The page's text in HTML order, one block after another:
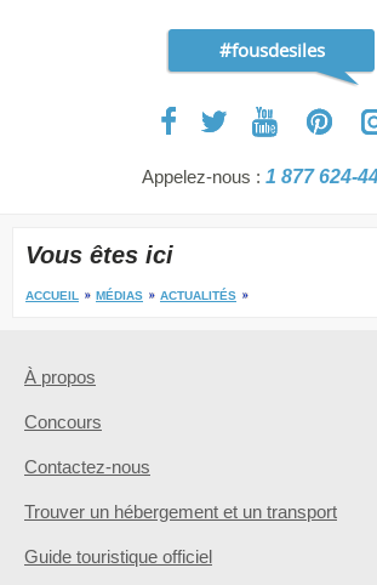
#fousdesiles
Appelez-nous : 1 877 624-
Vous êtes ici
ACCUEIL MÉDIAS ACTUALITÉS
À propos
Concours
Contactez-nous
Trouver un hébergement et un transport
Guide touristique officiel